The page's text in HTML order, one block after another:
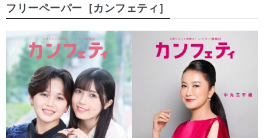
フリーペーパー［カンフェティ］